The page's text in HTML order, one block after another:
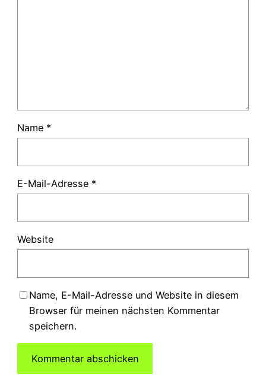
Name *
E-Mail-Adresse *
Website
Name, E-Mail-Adresse und Website in diesem
Browser für meinen nächsten Kommentar
speichern.